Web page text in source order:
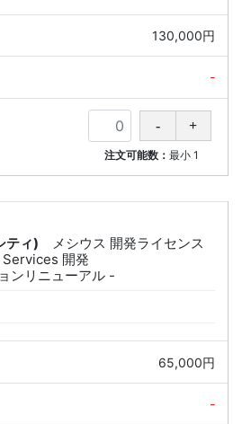
130,000円
-
注文可能数：最小 1
ティ)
メシウス 開発ライセンス
開発
ンリニューアル -
65,000円
-